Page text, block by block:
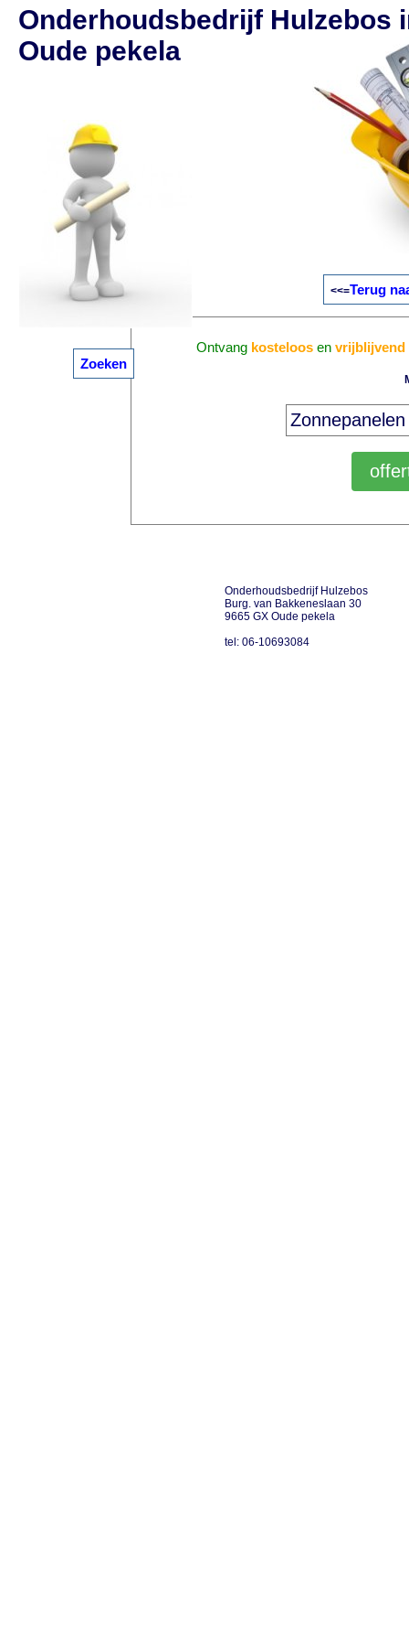
Zoeken
Onderhoudsbedrijf Hulzebos
Oude pekela
<<=Terug
Ontvang kosteloos envrijblijvend
Onderhoudsbedrijf Hulzebos
Burg. van Bakkeneslaan 30
9665 GX Oude pekela
tel: 06-10693084